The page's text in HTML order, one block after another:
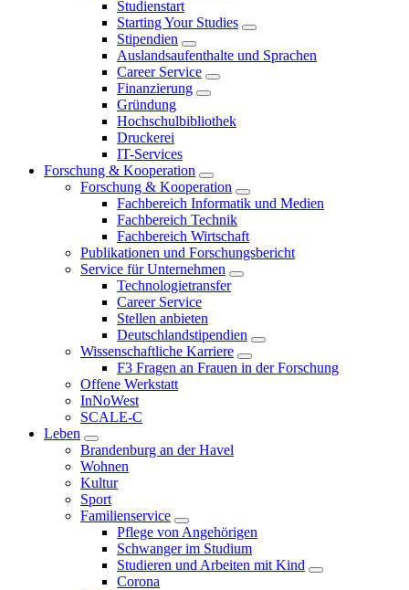
Studienstart
Starting Your Studies
Stipendien
Auslandsaufenthalte und Sprachen
Career Service
Finanzierung
Gründung
Hochschulbibliothek
Druckerei
IT-Services
Forschung & Kooperation
Forschung & Kooperation
Fachbereich Informatik und Medien
Fachbereich Technik
Fachbereich Wirtschaft
Publikationen und Forschungsbericht
Service für Unternehmen
Technologietransfer
Career Service
Stellen anbieten
Deutschlandstipendien
Wissenschaftliche Karriere
F3 Fragen an Frauen in der Forschung
Offene Werkstatt
InNoWest
SCALE-C
Leben
Brandenburg an der Havel
Wohnen
Kultur
Sport
Familienservice
Pflege von Angehörigen
Schwanger im Studium
Studieren und Arbeiten mit Kind
Corona